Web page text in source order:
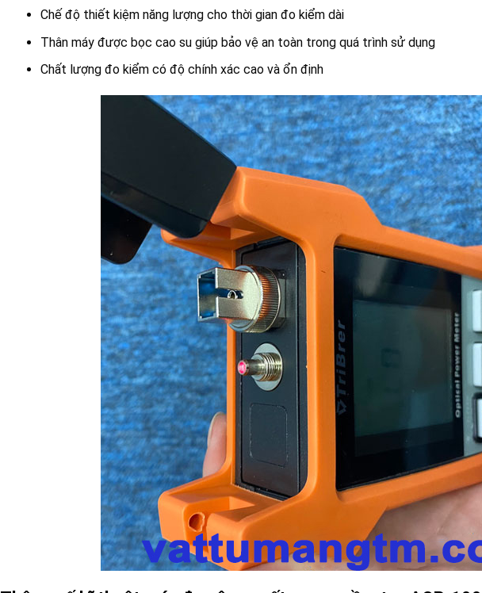
Chế độ thiết kiệm năng lượng cho thời gian đo kiểm dài
Thân máy được bọc cao su giúp bảo vệ an toàn trong quá trình sử dụng
Chất lượng đo kiểm có độ chính xác cao và ổn định